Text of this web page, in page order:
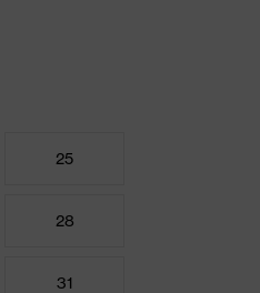
25
28
31